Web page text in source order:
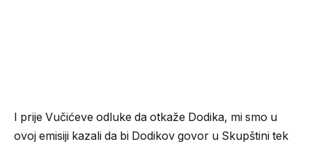
I prije Vučićeve odluke da otkaže Dodika, mi smo u
ovoj emisiji kazali da bi Dodikov govor u Skupštini tek